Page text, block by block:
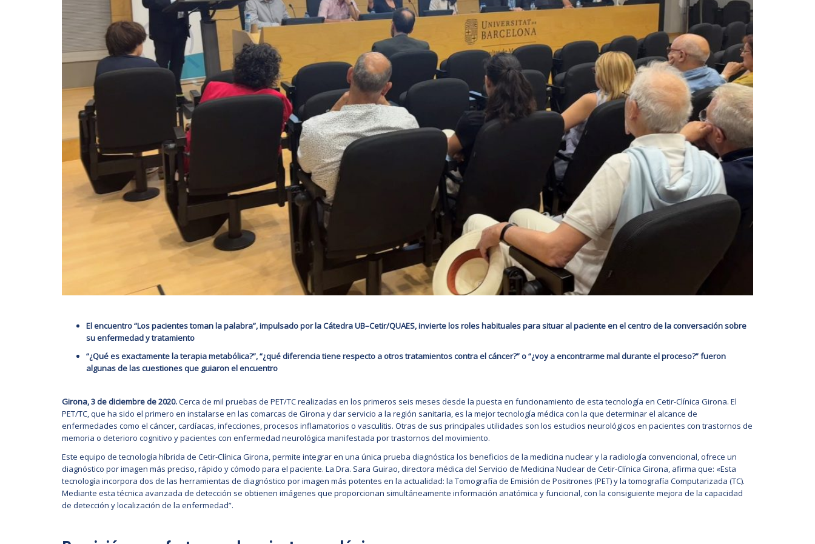
El encuentro “Los pacientes toman la palabra”, impulsado por la Cátedra UB–Cetir/QUAES, invierte los roles habituales para situar al paciente en el centro de la conversación sobre
su enfermedad y tratamiento
“¿Qué es exactamente la terapia metabólica?”, “¿qué diferencia tiene respecto a otros tratamientos contra el cáncer?” o “¿voy a encontrarme mal durante el proceso?” fueron
algunas de las cuestiones que guiaron el encuentro
Girona, 3 de diciembre de 2020.Cerca de mil pruebas de PET/TC realizadas en los primeros seis meses desde la puesta en funcionamiento de esta tecnología en Cetir-Clínica Girona. El
PET/TC, que ha sido el primero en instalarse en las comarcas de Girona y dar servicio a la región sanitaria, es la mejor tecnología médica con la que determinar el alcance de
enfermedades como el cáncer, cardíacas, infecciones, procesos inflamatorios o vasculitis. Otras de sus principales utilidades son los estudios neurológicos en pacientes con trastornos de
memoria o deterioro cognitivo y pacientes con enfermedad neurológica manifestada por trastornos del movimiento.
Este equipo de tecnología híbrida de Cetir-Clínica Girona, permite integrar en una única prueba diagnóstica los beneficios de la medicina nuclear y la radiología convencional, ofrece un
diagnóstico por imagen más preciso, rápido y cómodo para el paciente. La Dra. Sara Guirao, directora médica del Servicio de Medicina Nuclear de Cetir-Clínica Girona, afirma que: «Esta
tecnología incorpora dos de las herramientas de diagnóstico por imagen más potentes en la actualidad: la Tomografía de Emisión de Positrones (PET) y la tomografía Computarizada (TC).
Mediante esta técnica avanzada de detección se obtienen imágenes que proporcionan simultáneamente información anatómica y funcional, con la consiguiente mejora de la capacidad
de detección y localización de la enfermedad”.